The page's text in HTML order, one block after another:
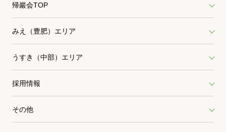
帰巖会TOP
みえ（豊肥）エリア
うすき（中部）エリア
採用情報
その他